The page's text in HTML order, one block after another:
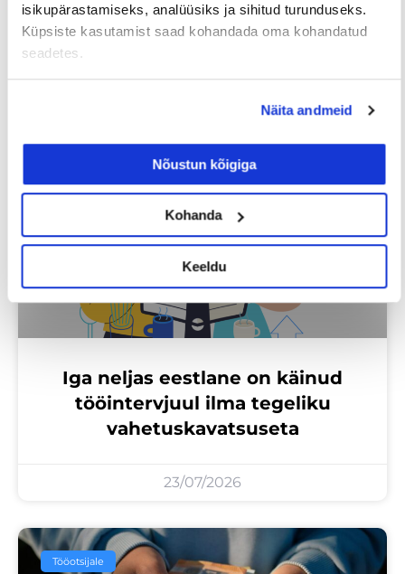
isikupärastamiseks, analüüsiks ja sihitud turunduseks.
Küpsiste kasutamist saad kohandada oma kohandatud
seadetes.
Näita andmeid
Nõustun kõigiga
Kohanda
Keeldu
Uuringud
Iga neljas eestlane on käinud
tööintervjuul ilma tegeliku
vahetuskavatsuseta
23/07/2026
Tööotsijale